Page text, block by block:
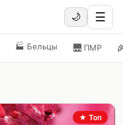
🌙 ☰
🏭 Бельцы 🌉 ПМР
★ Топ